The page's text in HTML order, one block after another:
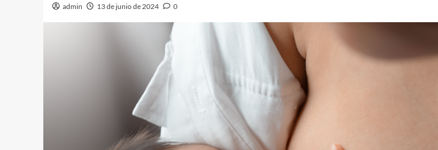
admin 13 de junio de 2024 0